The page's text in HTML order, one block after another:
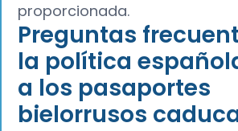
proporcionada.
Preguntas
la política
a los pasaportes
bielorrusos